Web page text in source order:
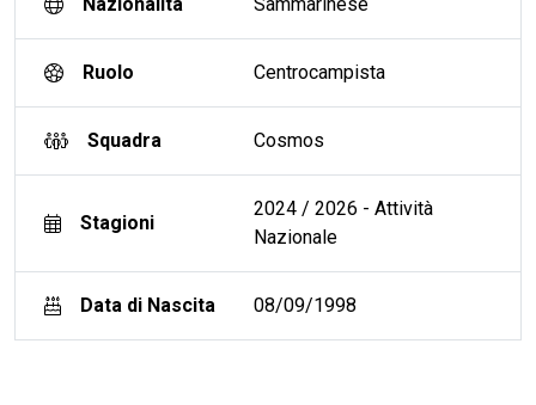
Ruolo Centrocampista
Squadra Cosmos
Stagioni
2024 / 2026 - Attività
Nazionale
Data di Nascita 08/09/1998